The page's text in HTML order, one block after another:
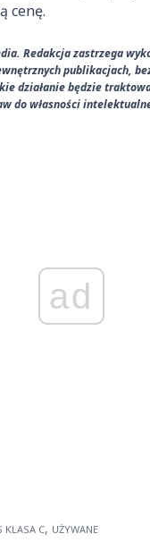
cenę.
Redakcja zastrzega
publikacjach,
działanie będzie
do własności
ad
KLASA C, UŻYWANE